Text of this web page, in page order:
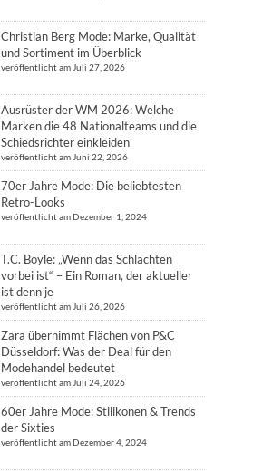
Christian Berg Mode: Marke, Qualität
und Sortiment im Überblick
veröffentlicht am Juli 27, 2026
Ausrüster der WM 2026: Welche
Marken die 48 Nationalteams und die
Schiedsrichter einkleiden
veröffentlicht am Juni 22, 2026
70er Jahre Mode: Die beliebtesten
Retro-Looks
veröffentlicht am Dezember 1, 2024
T.C. Boyle: „Wenn das Schlachten
vorbei ist“ – Ein Roman, der aktueller
ist denn je
veröffentlicht am Juli 26, 2026
Zara übernimmt Flächen von P&C
Düsseldorf: Was der Deal für den
Modehandel bedeutet
veröffentlicht am Juli 24, 2026
60er Jahre Mode: Stilikonen & Trends
der Sixties
veröffentlicht am Dezember 4, 2024